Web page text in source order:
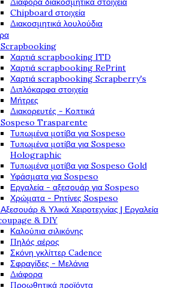
Chipboard στοιχεία
Διακοσμητικά λουλούδια
Scrapbooking
Χαρτιά scrapbooking ITD
Χαρτιά scrapbooking RePrint
Χαρτιά scrapbooking Scrapberry's
Διπλόκαρφα στοιχεία
Μήτρες
Διακορευτές - Κοπτικά
Sospeso Trasparente
Τυπωμένα μοτίβα για Sospeso
Τυπωμένα μοτίβα για Sospeso
Holographic
Τυπωμένα μοτίβα για Sospeso Gold
Υφάσματα για Sospeso
Εργαλεία - αξεσουάρ για Sospeso
Χρώματα - Ρητίνες Sospeso
Αξεσουάρ & Υλικά Χειροτεχνίας | Εργαλεία
& DIY
Καλούπια σιλικόνης
Πηλός αέρος
Σκόνη γκλίττερ Cadence
Σφραγίδες - Μελάνια
Διάφορα
Προωθητικά προϊόντα